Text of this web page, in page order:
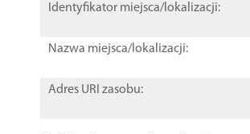
Identyfikator miejsca/lokalizacji:
Nazwa miejsca/lokalizacji:
Adres URI zasobu: